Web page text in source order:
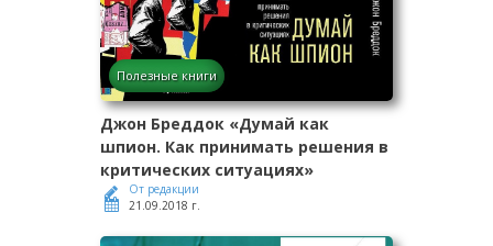
Полезные книги
Джон Бреддок «Думай как
шпион. Как принимать решения в
критических ситуациях»
От редакции
21.09.2018 г.